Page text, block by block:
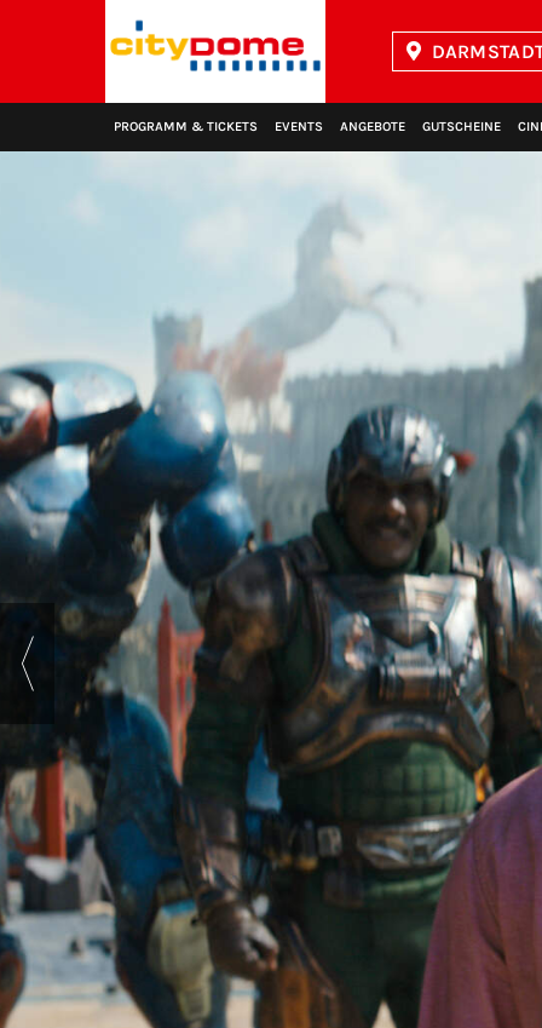
PROGRAMM & TICKETS EVENTS ANGEBOTE GUTSCHEINE